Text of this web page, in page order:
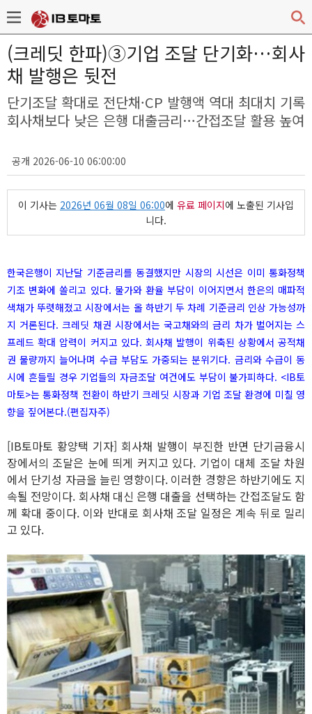
(크레딧 한파)③기업 조달 단기화…회사
채 발행은 뒷전
단기조달 확대로 전단채·CP 발행액 역대 최대치 기록
회사채보다 낮은 은행 대출금리…간접조달 활용 높여
공개 2026-06-10 06:00:00
이 기사는 2026년 06월 08일 06:00에 유료 페이지에 노출된 기사입
니다.
한국은행이 지난달 기준금리를 동결했지만 시장의 시선은 이미 통화정책
기조 변화에 쏠리고 있다. 물가와 환율 부담이 이어지면서 한은의 매파적
색채가 뚜렷해졌고 시장에서는 올 하반기 두 차례 기준금리 인상 가능성까
지 거론된다. 크레딧 채권 시장에서는 국고채와의 금리 차가 벌어지는 스
프레드 확대 압력이 커지고 있다. 회사채 발행이 위축된 상황에서 공적채
권 물량까지 늘어나며 수급 부담도 가중되는 분위기다. 금리와 수급이 동
시에 흔들릴 경우 기업들의 자금조달 여건에도 부담이 불가피하다. <IB토
마토>는 통화정책 전환이 하반기 크레딧 시장과 기업 조달 환경에 미칠 영
향을 짚어본다.(편집자주)
[IB토마토 황양택 기자] 회사채 발행이 부진한 반면 단기금융시
장에서의 조달은 눈에 띄게 커지고 있다. 기업이 대체 조달 차원
에서 단기성 자금을 늘린 영향이다. 이러한 경향은 하반기에도 지
속될 전망이다. 회사채 대신 은행 대출을 선택하는 간접조달도 함
께 확대 중이다. 이와 반대로 회사채 조달 일정은 계속 뒤로 밀리
고 있다.